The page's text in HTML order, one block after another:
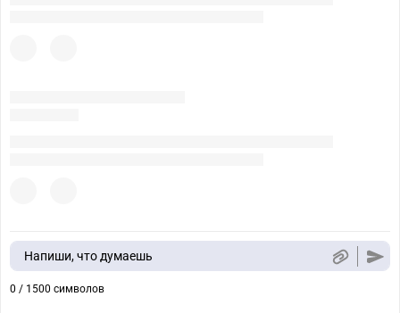
Напиши, что думаешь
0 / 1500 символов